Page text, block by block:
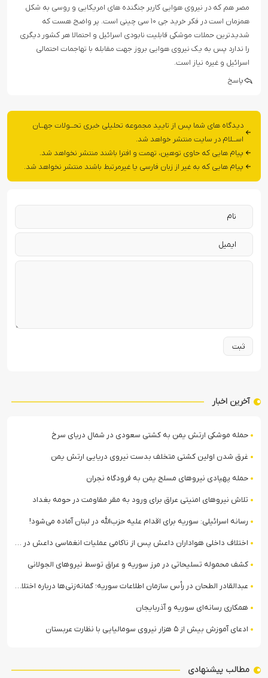
مصر هم که در نیروی هوایی کاربر جنگنده های امریکایی و روسی به شکل
همزمان است در فکر خرید جی ۱۰ سی چینی است. پر واضح هست که
شدیدترین حملات موشکی قابلیت نابودی اسرائیل و احتمالا هر کشور دیگری
را ندارد پس به یک نیروی هوایی بروز جهت مقابله با تهاجمات احتمالی
اسرائیل و غیره نیاز است.
پاسخ
دیدگاه های شما پس از تایید مجموعه تحلیلی خبری تحــولات جهــان
اســلام در سایت منتشر خواهد شد.
پیام هایی که حاوی توهین، تهمت و افترا باشند منتشر نخواهد شد.
پیام هایی که به غیر از زبان فارسی یا غیرمرتبط باشند منتشر نخواهد شد.
آخرین اخبار
حمله موشکی ارتش یمن به کشتی سعودی در شمال دریای سرخ
غرق شدن اولین کشتی متخلف بدست نیروی دریایی ارتش یمن
حمله پهپادی نیروهای مسلح یمن به فرودگاه نجران
تلاش نیروهای امنیتی عراق برای ورود به مقر مقاومت در حومه بغداد
رسانه اسرائیلی: سوریه برای اقدام علیه حزب‌الله در لبنان آماده می‌شود!
اختلاف داخلی هواداران داعش پس از ناکامی عملیات انغماسی داعش در رقه
کشف محموله تسلیحاتی در مرز سوریه و عراق توسط نیروهای الجولانی
عبدالقادر الطحان در رأس سازمان اطلاعات سوریه؛ گمانه‌زنی‌ها درباره اختلافات در ساختار امنیتی
همکاری رسانه‌ای سوریه و آذربایجان
ادعای آموزش بیش از ۵ هزار نیروی سومالیایی با نظارت عربستان
مطالب پیشنهادی